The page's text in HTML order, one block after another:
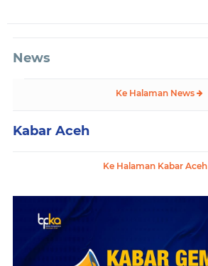
News
Ke Halaman News
Kabar Aceh
Ke Halaman Kabar Aceh